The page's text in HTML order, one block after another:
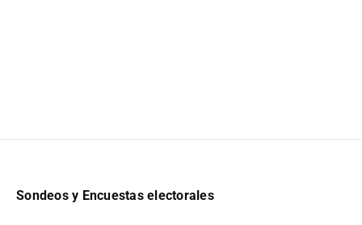
Sondeos y Encuestas electorales